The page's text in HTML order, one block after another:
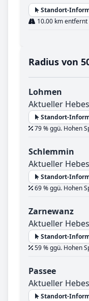
Standort-
10.00 km entfernt
Radius von
Lohmen
Aktueller
Standort-
79 % ggü. Hohen
Schlemmin
Aktueller
Standort-
69 % ggü. Hohen
Zarnewanz
Aktueller
Standort-
59 % ggü. Hohen
Passee
Aktueller
Standort-